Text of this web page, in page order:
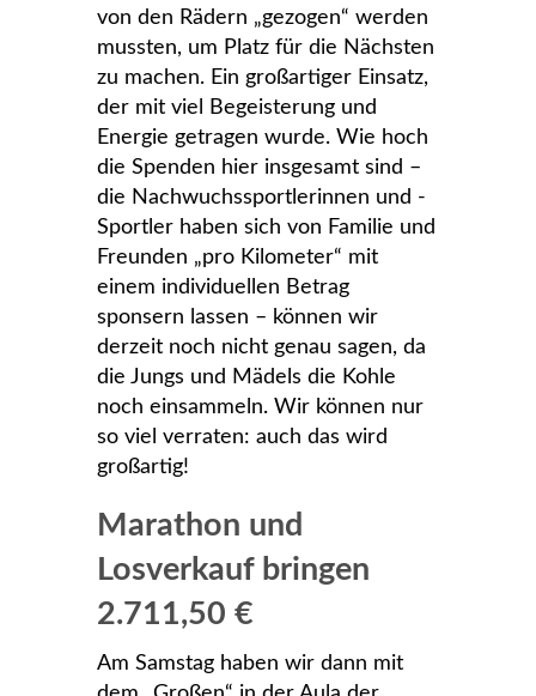
von den Rädern „gezogen“ werden
mussten, um Platz für die Nächsten
zu machen. Ein großartiger Einsatz,
der mit viel Begeisterung und
Energie getragen wurde. Wie hoch
die Spenden hier insgesamt sind –
die Nachwuchssportlerinnen und -
Sportler haben sich von Familie und
Freunden „pro Kilometer“ mit
einem individuellen Betrag
sponsern lassen – können wir
derzeit noch nicht genau sagen, da
die Jungs und Mädels die Kohle
noch einsammeln. Wir können nur
so viel verraten: auch das wird
großartig!
Marathon und
Losverkauf bringen
2.711,50 €
Am Samstag haben wir dann mit